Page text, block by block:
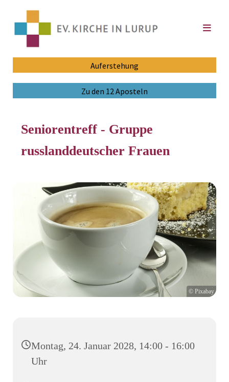
Auferstehung
Zu den 12 Aposteln
Seniorentreff - Gruppe
russlanddeutscher Frauen
© Pixabay
Montag, 24. Januar 2028, 14:00 - 16:00
Uhr